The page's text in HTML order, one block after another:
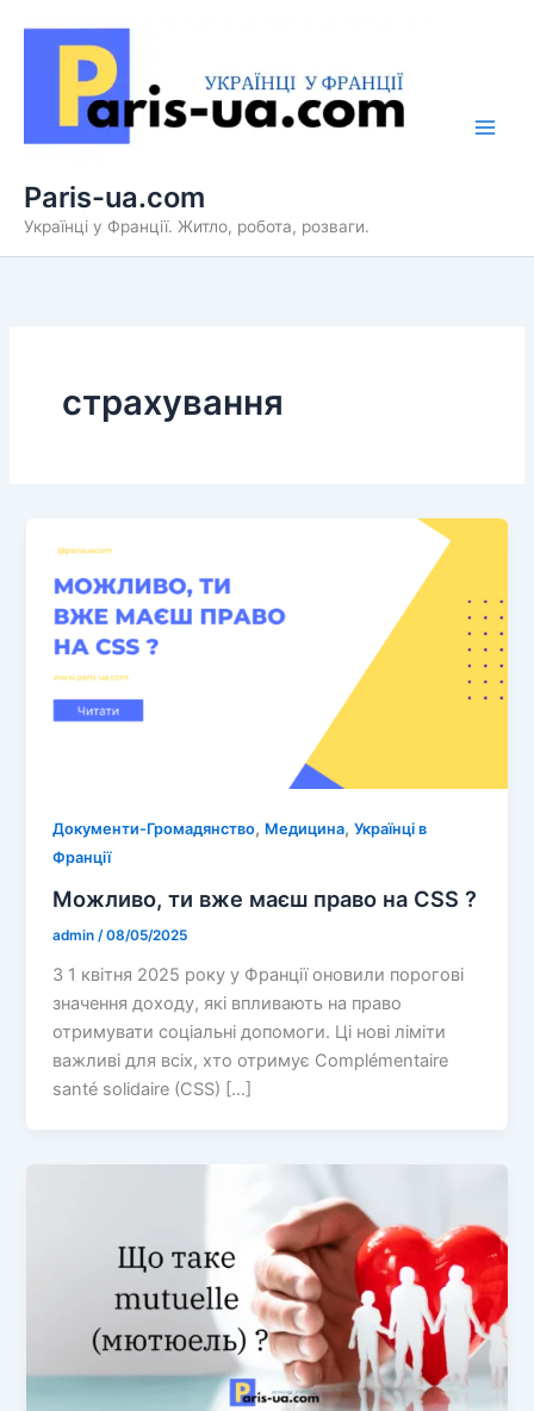
Paris-ua.com
Українці у Франції. Житло, робота, розваги.
страхування
Документи-Громадянство, Медицина,Українці в
Франції
Можливо, ти вже маєш право на CSS ?
admin/08/05/2025
З 1 квітня 2025 року у Франції оновили порогові
значення доходу, які впливають на право
отримувати соціальні допомоги. Ці нові ліміти
важливі для всіх, хто отримує Complémentaire
santé solidaire (CSS) […]